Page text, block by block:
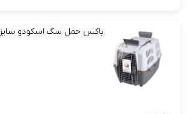
باکس حمل سگ اسکودو سایز 5